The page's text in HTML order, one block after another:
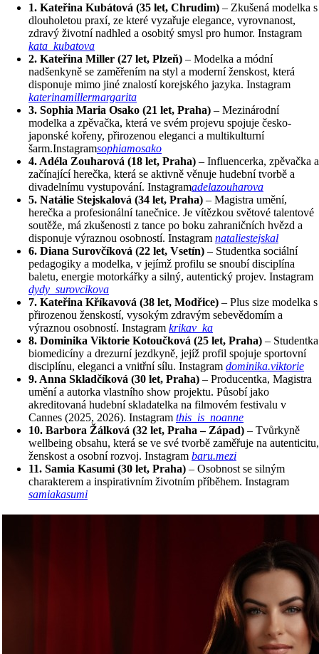
1. Kateřina Kubátová (35 let, Chrudim) – Zkušená modelka s
dlouholetou praxí, ze které vyzařuje elegance, vyrovnanost,
zdravý životní nadhled a osobitý smysl pro humor. Instagram
kata_kubatova
2. Kateřina Miller (27 let, Plzeň) – Modelka a módní
nadšenkyně se zaměřením na styl a moderní ženskost, která
disponuje mimo jiné znalostí korejského jazyka. Instagram
katerinamillermargarita
3. Sophia Maria Osako (21 let, Praha) – Mezinárodní
modelka a zpěvačka, která ve svém projevu spojuje česko-
japonské kořeny, přirozenou eleganci a multikulturní
šarm.Instagramsophiamosako
4. Adéla Zouharová (18 let, Praha) – Influencerka, zpěvačka a
začínající herečka, která se aktivně věnuje hudební tvorbě a
divadelnímu vystupování. Instagramadelazouharova
5. Natálie Stejskalová (34 let, Praha) – Magistra umění,
herečka a profesionální tanečnice. Je vítězkou světové talentové
soutěže, má zkušenosti z tance po boku zahraničních hvězd a
disponuje výraznou osobností. Instagram nataliestejskal
6. Diana Surovčíková (22 let, Vsetín) – Studentka sociální
pedagogiky a modelka, v jejímž profilu se snoubí disciplína
baletu, energie motorkářky a silný, autentický projev. Instagram
dydy_surovcikova
7. Kateřina Kříkavová (38 let, Modřice) – Plus size modelka s
přirozenou ženskostí, vysokým zdravým sebevědomím a
výraznou osobností. Instagram krikav_ka
8. Dominika Viktorie Kotoučková (25 let, Praha) – Studentka
biomedicíny a drezurní jezdkyně, jejíž profil spojuje sportovní
disciplínu, eleganci a vnitřní sílu. Instagram dominika.viktorie
9. Anna Skladčíková (30 let, Praha) – Producentka, Magistra
umění a autorka vlastního show projektu. Působí jako
akreditovaná hudební skladatelka na filmovém festivalu v
Cannes (2025, 2026). Instagram this_is_noanne
10. Barbora Žálková (32 let, Praha – Západ) – Tvůrkyně
wellbeing obsahu, která se ve své tvorbě zaměřuje na autenticitu,
ženskost a osobní rozvoj. Instagram baru.mezi
11. Samia Kasumi (30 let, Praha) – Osobnost se silným
charakterem a inspirativním životním příběhem. Instagram
samiakasumi